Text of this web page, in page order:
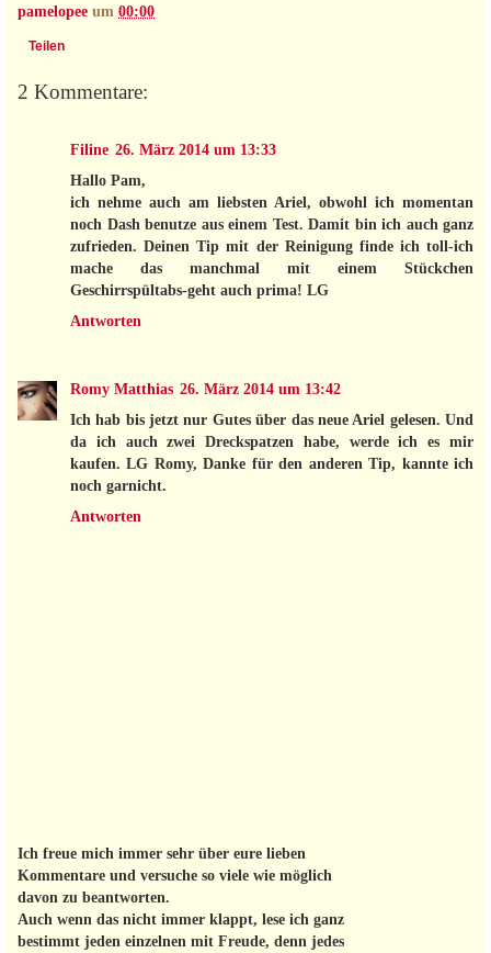
pamelopee um 00:00
Teilen
2 Kommentare:
Filine 26. März 2014 um 13:33
Hallo Pam,
ich nehme auch am liebsten Ariel, obwohl ich momentan
noch Dash benutze aus einem Test. Damit bin ich auch ganz
zufrieden. Deinen Tip mit der Reinigung finde ich toll-ich
mache das manchmal mit einem Stückchen
Geschirrspültabs-geht auch prima! LG
Antworten
Romy Matthias 26. März 2014 um 13:42
Ich hab bis jetzt nur Gutes über das neue Ariel gelesen. Und
da ich auch zwei Dreckspatzen habe, werde ich es mir
kaufen. LG Romy, Danke für den anderen Tip, kannte ich
noch garnicht.
Antworten
Ich freue mich immer sehr über eure lieben
Kommentare und versuche so viele wie möglich
davon zu beantworten.
Auch wenn das nicht immer klappt, lese ich ganz
bestimmt jeden einzelnen mit Freude, denn jedes